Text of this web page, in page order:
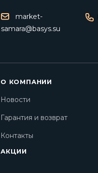
market-
samara@basys.su
О КОМПАНИИ
Новости
Гарантия и возврат
Контакты
АКЦИИ